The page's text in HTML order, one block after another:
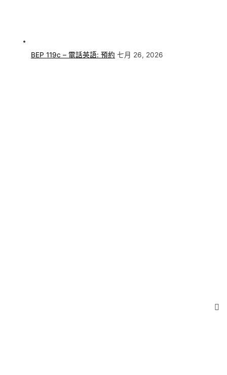
BEP 119c – 電話英語: 預約 七月 26, 2026